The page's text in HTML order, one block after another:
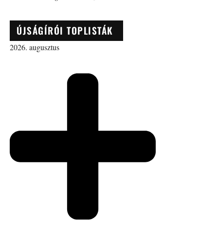
ÚJSÁGÍRÓI TOPLISTÁK
2026. augusztus